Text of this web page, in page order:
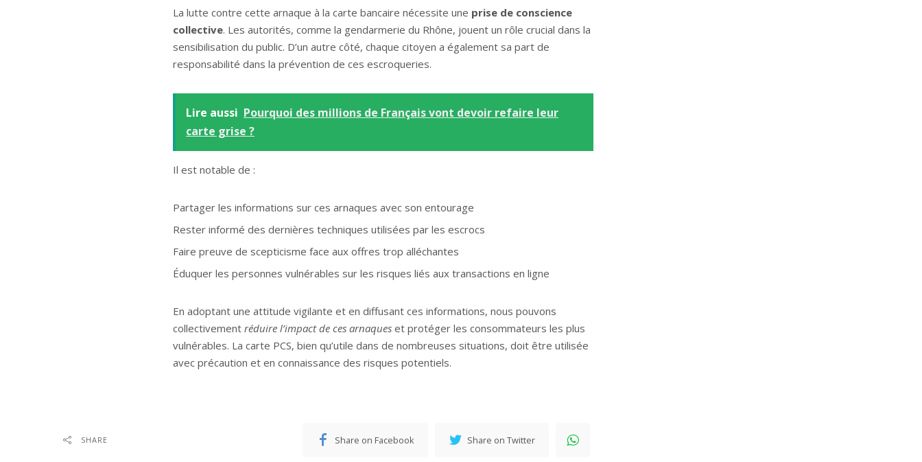
La lutte contre cette arnaque à la carte bancaire nécessite une prise de conscience
collective. Les autorités, comme la gendarmerie du Rhône, jouent un rôle crucial dans la
sensibilisation du public. D’un autre côté, chaque citoyen a également sa part de
responsabilité dans la prévention de ces escroqueries.
Lire aussi Pourquoi des millions de Français vont devoir refaire leur
carte grise ?
Il est notable de :
Partager les informations sur ces arnaques avec son entourage
Rester informé des dernières techniques utilisées par les escrocs
Faire preuve de scepticisme face aux offres trop alléchantes
Éduquer les personnes vulnérables sur les risques liés aux transactions en ligne
En adoptant une attitude vigilante et en diffusant ces informations, nous pouvons
collectivement réduire l’impact de ces arnaques et protéger les consommateurs les plus
vulnérables. La carte PCS, bien qu’utile dans de nombreuses situations, doit être utilisée
avec précaution et en connaissance des risques potentiels.
SHARE Share on Facebook Share on Twitter